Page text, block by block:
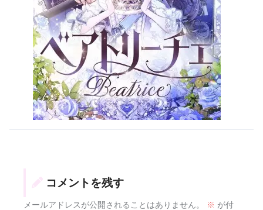
コメントを残す
メールアドレスが公開されることはありません。 ※ が付